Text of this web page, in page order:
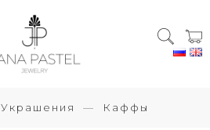
Украшения Каффы